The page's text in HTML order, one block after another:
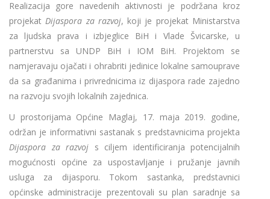
Realizacija gore navedenih aktivnosti je podržana kroz
projekatDijaspora za razvoj, koji je projekat Ministarstva
za ljudska prava i izbjeglice BiH i Vlade Švicarske, u
partnerstvu sa UNDP BiH i IOM BiH. Projektom se
namjeravaju ojačati i ohrabriti jedinice lokalne samouprave
da sa građanima i privrednicima iz dijaspora rade zajedno
na razvoju svojih lokalnih zajednica.
U prostorijama Općine Maglaj, 17. maja 2019. godine,
održan je informativni sastanak s predstavnicima projekta
Dijaspora za razvoj s ciljem identificiranja potencijalnih
mogućnosti općine za uspostavljanje i pružanje javnih
usluga za dijasporu. Tokom sastanka, predstavnici
općinske administracije prezentovali su plan saradnje sa